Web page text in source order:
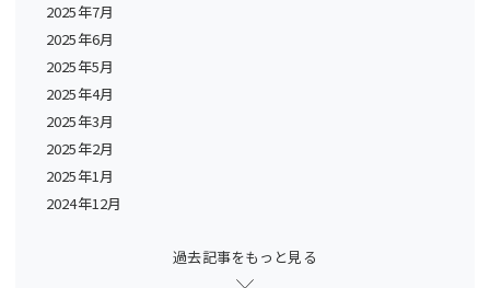
2025年7月
2025年6月
2025年5月
2025年4月
2025年3月
2025年2月
2025年1月
2024年12月
過去記事をもっと見る